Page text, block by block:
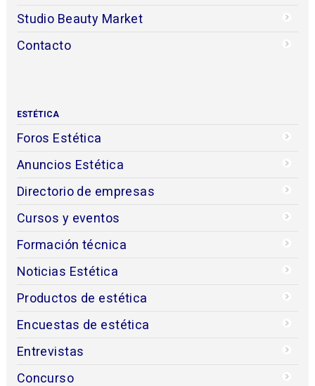
Studio Beauty Market
Contacto
ESTÉTICA
Foros Estética
Anuncios Estética
Directorio de empresas
Cursos y eventos
Formación técnica
Noticias Estética
Productos de estética
Encuestas de estética
Entrevistas
Concurso